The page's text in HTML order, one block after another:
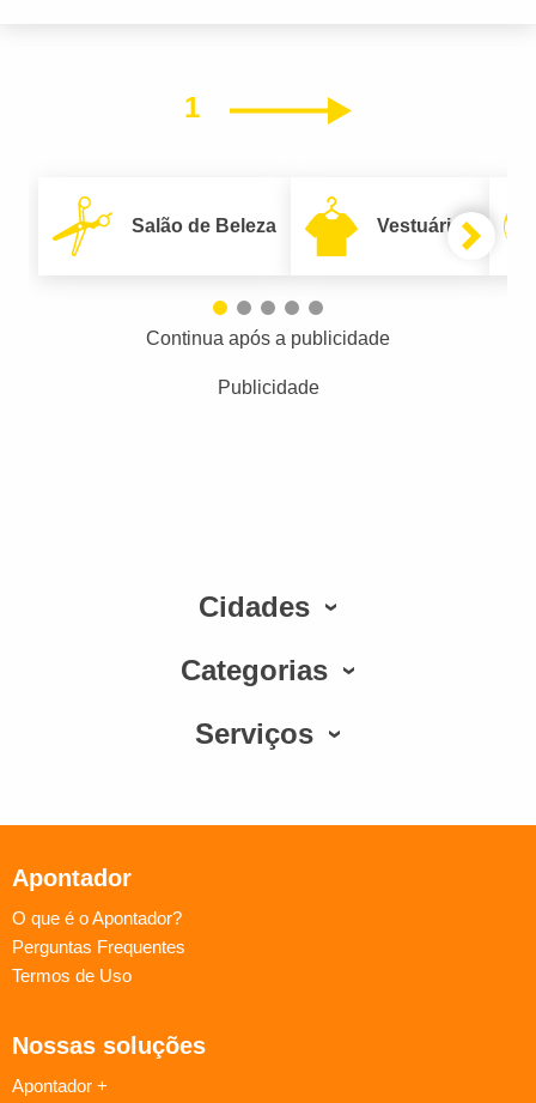
1 Próximo
Salão de Beleza Vestuário
Continua após a publicidade
Publicidade
Cidades
Categorias
Serviços
Apontador
O que é o Apontador?
Perguntas Frequentes
Termos de Uso
Nossas soluções
Apontador +